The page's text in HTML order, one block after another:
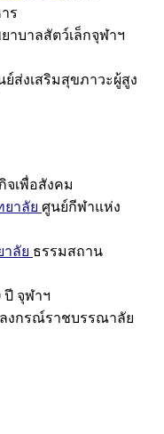
ร
าบาลสัตว์เล็กจุฬาฯ
ย์ส่งเสริมสุขภาวะผู้สูง
เพื่อสังคม
าลัย ศูนย์กีฬาแห่ง
ลัย ธรรมสถาน
ปี จุฬาฯ
งกรณ์ราชบรรณาลัย